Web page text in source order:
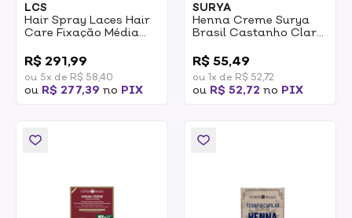
LCS
Hair Spray Laces Hair
Care Fixação Média
400ml
R$ 291,99
ou 5x de R$ 58,40
ou R$ 277,39 no PIX
SURYA
Henna Creme Surya
Brasil Castanho Claro
R$ 55,49
ou 1x de R$ 52,72
ou R$ 52,72 no PIX